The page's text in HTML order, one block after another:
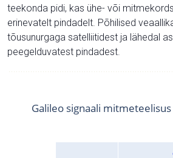
teekonda pidi, kas ühe- või
erinevatelt pindadelt. Põhilised
tõusunurgaga satelliitidest ja lähedal
peegelduvatest pindadest.
Galileo signaali mitmeteelisus